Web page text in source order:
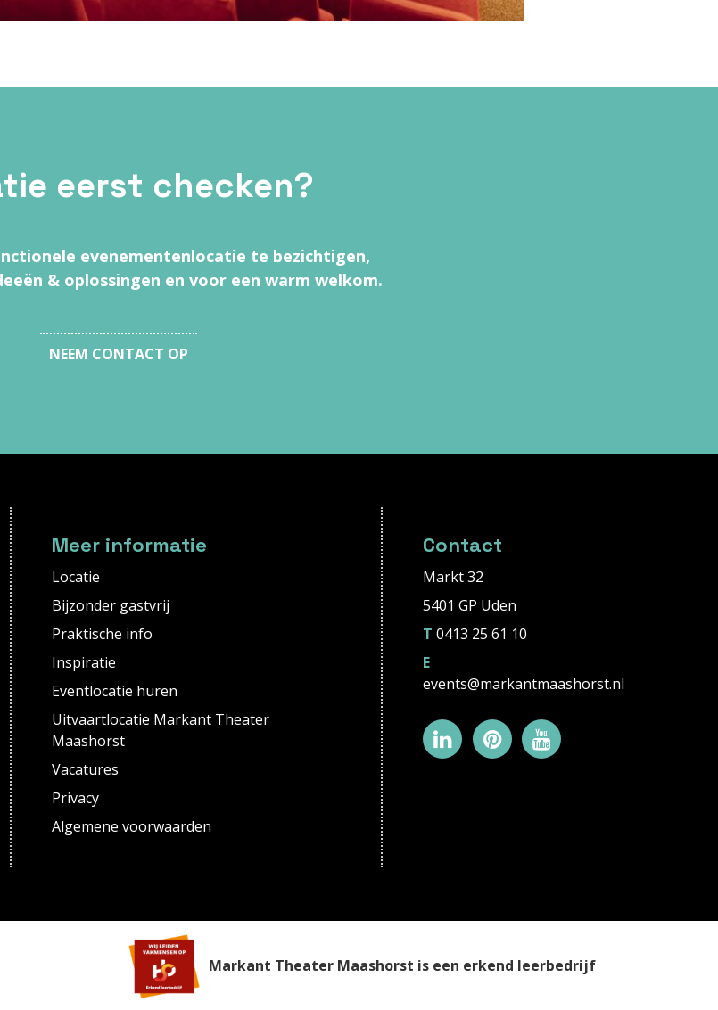
eerst checken?
evenementenlocatie te bezichtigen,
& oplossingen en voor een warm welkom.
NEEM CONTACT OP
Meer informatie
Locatie
Bijzonder gastvrij
Praktische info
Inspiratie
Eventlocatie huren
Uitvaartlocatie Markant Theater
Maashorst
Vacatures
Privacy
Algemene voorwaarden
Contact
Markt 32
5401 GP Uden
T 0413 25 61 10
E
events@markantmaashorst.nl
Markant Theater Maashorst is een erkend leerbedrijf